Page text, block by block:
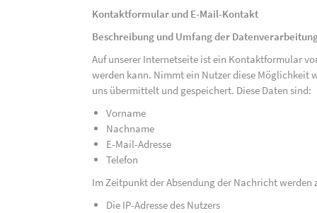
Kontaktformular und E-Mail-Kontakt
Beschreibung und Umfang der
Auf unserer Internetseite ist ein Kontaktformular
werden kann. Nimmt ein Nutzer diese Möglichkeit
uns übermittelt und gespeichert. Diese Daten sind:
Vorname
Nachname
E-Mail-Adresse
Telefon
Im Zeitpunkt der Absendung der Nachricht werden
Die IP-Adresse des Nutzers